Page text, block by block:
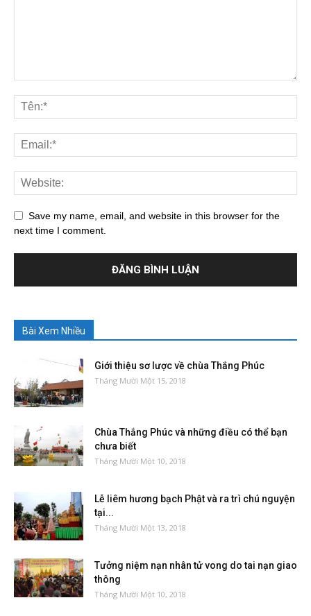
Save my name, email, and website in this browser for the
next time I comment.
Bài Xem Nhiều
Giới thiệu sơ lược về chùa Thắng Phúc
Tháng Mười Một 15, 2018
Chùa Thắng Phúc và những điều có thể bạn
chưa biết
Tháng Mười Một 10, 2018
Lễ liêm hương bạch Phật và ra trì chú nguyện
tại...
Tháng Mười Một 13, 2018
Tưởng niệm nạn nhân tử vong do tai nạn giao
thông
Tháng Mười Một 10, 2018